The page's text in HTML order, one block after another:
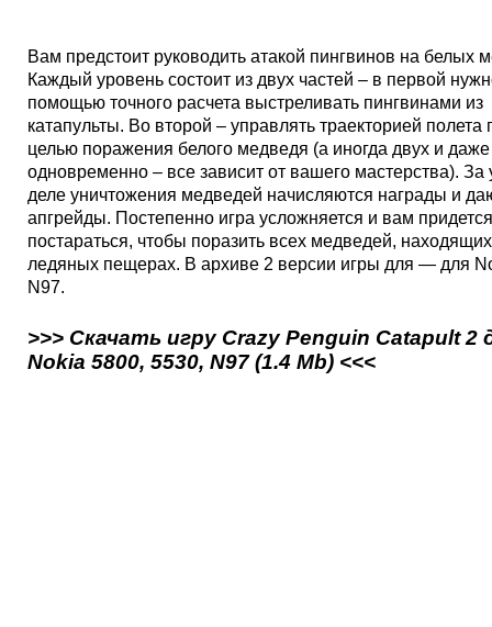
Вам предстоит руководить атакой пингвинов на белых
Каждый уровень состоит из двух частей – в первой
помощью точного расчета выстреливать пингвинами из
катапульты. Во второй – управлять траекторией полета
целью поражения белого медведя (а иногда двух и даже
одновременно – все зависит от вашего мастерства). За
деле уничтожения медведей начисляются награды и
апгрейды. Постепенно игра усложняется и вам придется
постараться, чтобы поразить всех медведей,
ледяных пещерах. В архиве 2 версии игры для — для
N97.
>>> Скачать игру Crazy Penguin Catapult 2
Nokia 5800, 5530, N97 (1.4 Mb) <<<